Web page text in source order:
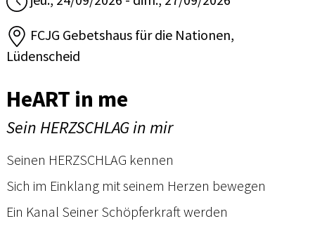
FCJG Gebetshaus für die Nationen,
Lüdenscheid
HeART in me
Sein HERZSCHLAG in mir
Seinen HERZSCHLAG kennen
Sich im Einklang mit seinem Herzen bewegen
Ein Kanal Seiner Schöpferkraft werden